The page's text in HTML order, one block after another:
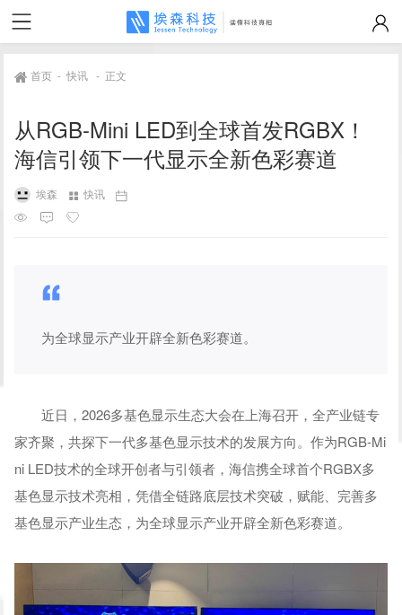
首页 -快讯 - 正文
从RGB-Mini LED到全球首发RGBX！
海信引领下一代显示全新色彩赛道
埃森 快讯
为全球显示产业开辟全新色彩赛道。
近日，2026多基色显示生态大会在上海召开，全产业链专
家齐聚，共探下一代多基色显示技术的发展方向。作为RGB-Mi
ni LED技术的全球开创者与引领者，海信携全球首个RGBX多
基色显示技术亮相，凭借全链路底层技术突破，赋能、完善多
基色显示产业生态，为全球显示产业开辟全新色彩赛道。